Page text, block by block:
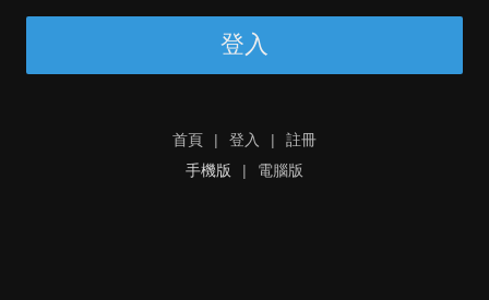
登入
首頁 | 登入 |
註冊
手機版
| 電腦版